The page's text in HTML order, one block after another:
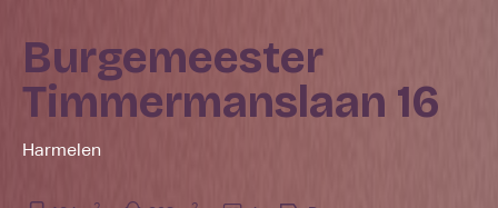
Burgemeester
Timmermanslaan 16
Harmelen